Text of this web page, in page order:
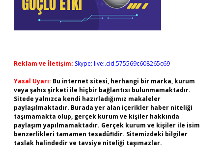
Reklam ve İletişim: Skype: live:.cid.575569c608265c69
Yasal Uyarı: Bu internet sitesi, herhangi bir marka, kurum
veya şahıs şirketi ile hiçbir bağlantısı bulunmamaktadır.
Sitede yalnızca kendi hazırladığımız makaleler
paylaşılmaktadır. Burada yer alan içerikler haber niteliği
taşımamakta olup, gerçek kurum ve kişiler hakkında
paylaşım yapılmamaktadır. Gerçek kurum ve kişiler ile isim
benzerlikleri tamamen tesadüfidir. Sitemizdeki bilgiler
taslak halindedir ve tavsiye niteliği taşımazlar.